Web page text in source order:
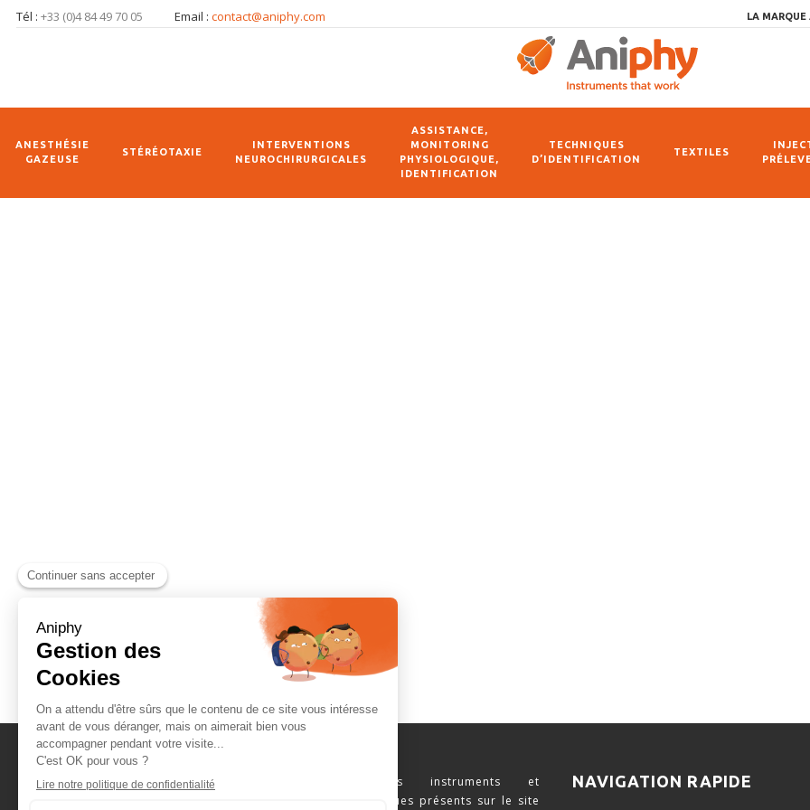
Tél : +33 (0)4 84 49 70 05 Email : contact@aniphy.com LA MARQUE
ANESTHÉSIE
GAZEUSE
STÉRÉOTAXIE
INTERVENTIONS
NEUROCHIRURGICALES
ASSISTANCE,
MONITORING
PHYSIOLOGIQUE,
IDENTIFICATION
TECHNIQUES
D’IDENTIFICATION
TEXTILES
Naviguez parmi les instruments et
consommables scientifiques présents sur le site
NAVIGATION RAPIDE